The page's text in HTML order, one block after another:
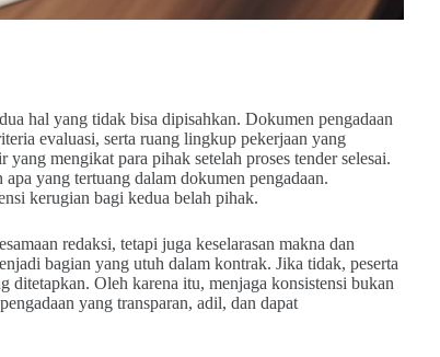
hal yang tidak bisa dipisahkan. Dokumen pengadaan
evaluasi, serta ruang lingkup pekerjaan yang
mengikat para pihak setelah proses tender selesai.
yang tertuang dalam dokumen pengadaan.
kerugian bagi kedua belah pihak.
redaksi, tetapi juga keselarasan makna dan
bagian yang utuh dalam kontrak. Jika tidak, peserta
ditetapkan. Oleh karena itu, menjaga konsistensi bukan
yang transparan, adil, dan dapat